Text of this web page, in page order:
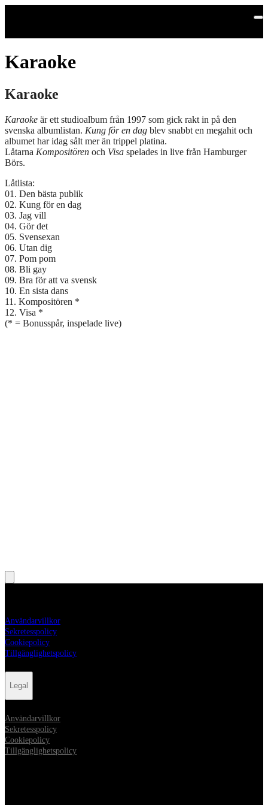
Karaoke
Karaoke
Karaoke är ett studioalbum från 1997 som gick rakt in på den
svenska albumlistan. Kung för en dag blev snabbt en megahit och
albumet har idag sålt mer än trippel platina.
Låtarna Kompositören och Visa spelades in live från Hamburger
Börs.
Låtlista:
01. Den bästa publik
02. Kung för en dag
03. Jag vill
04. Gör det
05. Svensexan
06. Utan dig
07. Pom pom
08. Bli gay
09. Bra för att va svensk
10. En sista dans
11. Kompositören *
12. Visa *
(* = Bonusspår, inspelade live)
Användarvillkor
Sekretesspolicy
Cookiepolicy
Tillgänglighetspolicy
Legal
Användarvillkor
Sekretesspolicy
Cookiepolicy
Tillgänglighetspolicy